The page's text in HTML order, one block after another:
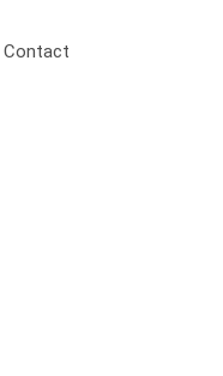
Contact